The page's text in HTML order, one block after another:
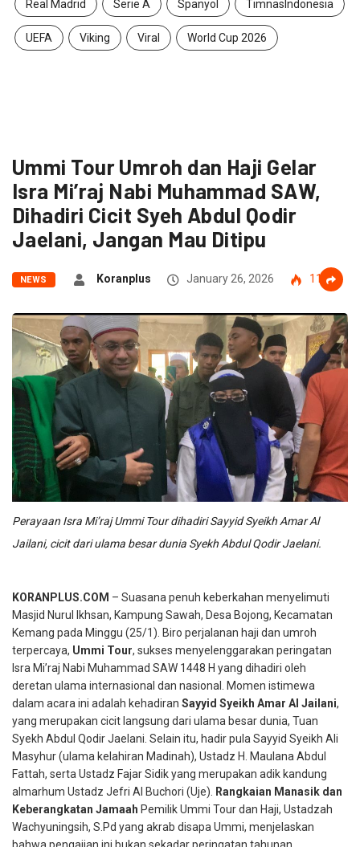
Real Madrid Serie A Spanyol TimnasIndonesia
UEFA Viking Viral World Cup 2026
Ummi Tour Umroh dan Haji Gelar
Isra Mi’raj Nabi Muhammad SAW,
Dihadiri Cicit Syeh Abdul Qodir
Jaelani, Jangan Mau Ditipu
NEWS Koranplus January 26, 2026 119
Perayaan Isra Mi’raj Ummi Tour dihadiri Sayyid Syeikh Amar Al
Jailani, cicit dari ulama besar dunia Syekh Abdul Qodir Jaelani.
KORANPLUS.COM – Suasana penuh keberkahan menyelimuti
Masjid Nurul Ikhsan, Kampung Sawah, Desa Bojong, Kecamatan
Kemang pada Minggu (25/1). Biro perjalanan haji dan umroh
terpercaya, Ummi Tour, sukses menyelenggarakan peringatan
Isra Mi’raj Nabi Muhammad SAW 1448 H yang dihadiri oleh
deretan ulama internasional dan nasional. Momen istimewa
dalam acara ini adalah kehadiran Sayyid Syeikh Amar Al Jailani,
yang merupakan cicit langsung dari ulama besar dunia, Tuan
Syekh Abdul Qodir Jaelani. Selain itu, hadir pula Sayyid Syeikh Ali
Masyhur (ulama kelahiran Madinah), Ustadz H. Maulana Abdul
Fattah, serta Ustadz Fajar Sidik yang merupakan adik kandung
almarhum Ustadz Jefri Al Buchori (Uje). Rangkaian Manasik dan
Keberangkatan Jamaah Pemilik Ummi Tour dan Haji, Ustadzah
Wachyuningsih, S.Pd yang akrab disapa Ummi, menjelaskan